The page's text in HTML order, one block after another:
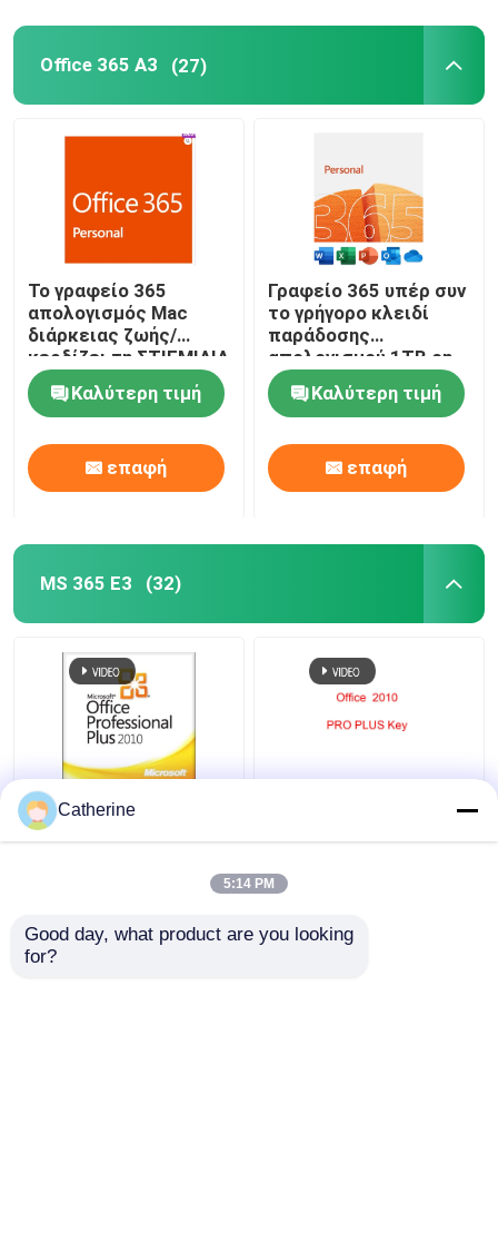
Office 365 A3 (27)
Το γραφείο 365
απολογισμός Mac
διάρκειας ζωής/
κερδίζει τη ΣΤΙΓΜΙΑΙΑ
ΠΑΡΆΔΟΣΗ
ηλεκτρονικού
ταχυδρομείου
Καλύτερη τιμή
επαφή
Γραφείο 365 υπέρ συν
το γρήγορο κλειδί
παράδοσης
απολογισμού 1TB on-
line
Καλύτερη τιμή
επαφή
MS 365 E3 (32)
Πλήρης βασικός
κώδικας 32 του Office
ενεργοποίηση 5000
PC σε απευθείας
Catherine
5:14 PM
Good day, what product are you looking
for?